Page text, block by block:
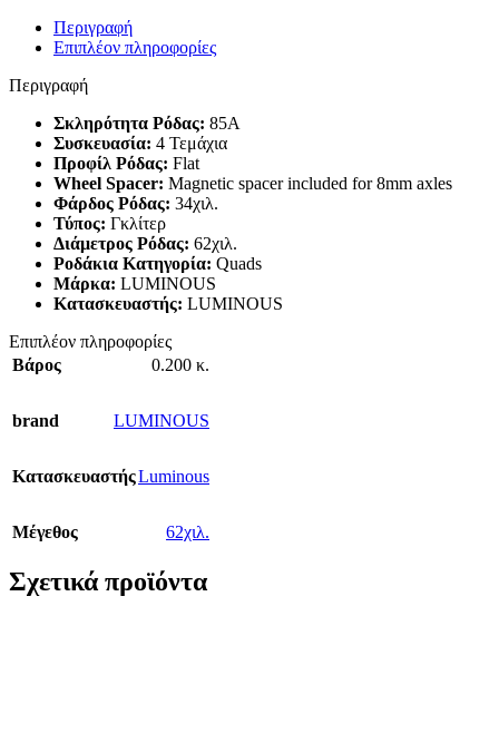
Περιγραφή
Επιπλέον πληροφορίες
Περιγραφή
Σκληρότητα Ρόδας: 85Α
Συσκευασία: 4 Τεμάχια
Προφίλ Ρόδας: Flat
Wheel Spacer: Magnetic spacer included for 8mm axles
Φάρδος Ρόδας: 34χιλ.
Τύπος: Γκλίτερ
Διάμετρος Ρόδας: 62χιλ.
Ροδάκια Κατηγορία: Quads
Μάρκα: LUMINOUS
Κατασκευαστής: LUMINOUS
Επιπλέον πληροφορίες
Βάρος
0.200 κ.
brand LUMINOUS
ΚατασκευαστήςLuminous
Μέγεθος 62χιλ.
Σχετικά προϊόντα